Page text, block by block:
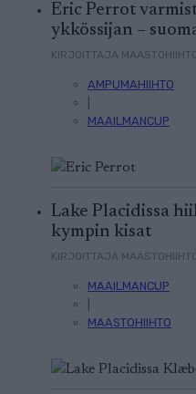
Eric Perrot
ykkössijan –
KIRJOITTAJA
AMPUMAHIIHTO
MAAILMANCUP
Lake Placidissa
kympin kisat
KIRJOITTAJA
MAAILMANCUP
MAASTOHIIHTO